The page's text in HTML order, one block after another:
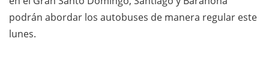
podrán abordar los autobuses de manera regular este
lunes.